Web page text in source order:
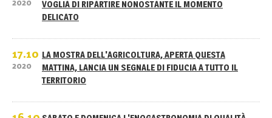
2020
VOGLIA DI RIPARTIRE NONOSTANTE IL MOMENTO
DELICATO
17.10
2020
LA MOSTRA DELL'AGRICOLTURA, APERTA QUESTA
MATTINA, LANCIA UN SEGNALE DI FIDUCIA A TUTTO IL
TERRITORIO